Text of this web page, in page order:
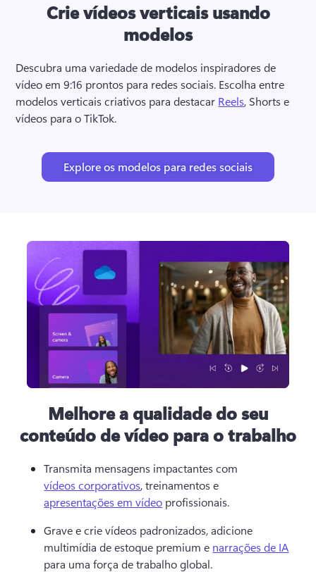
Crie vídeos verticais usando
modelos
Descubra uma variedade de modelos inspiradores de
vídeo em 9:16 prontos para redes sociais. Escolha entre
modelos verticais criativos para destacar Reels, Shorts e
vídeos para o TikTok.
Explore os modelos para redes sociais
Melhore a qualidade do seu
conteúdo de vídeo para o trabalho
Transmita mensagens impactantes com
vídeos corporativos, treinamentos e
apresentações em vídeo profissionais.
Grave e crie vídeos padronizados, adicione
multimídia de estoque premium e narrações de IA
para uma força de trabalho global.